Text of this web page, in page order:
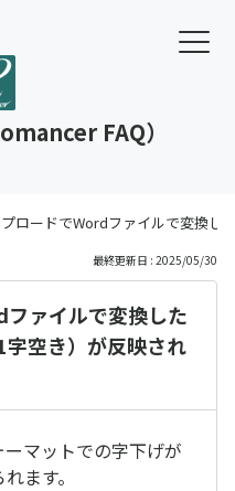
FAQ）
ロードでWordファイルで変換し
最終更新日 : 2025/05/30
ァイルで変換した
空き）が反映され
マットでの字下げが
ます。